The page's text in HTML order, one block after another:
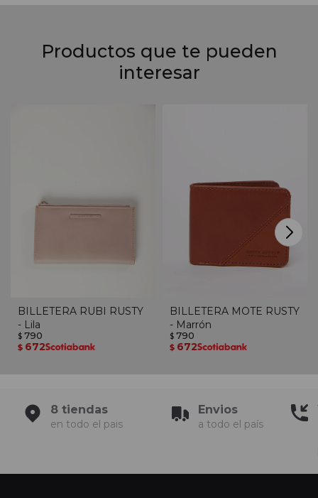
Productos que te pueden
interesar
BILLETERA RUBI RUSTY
- Lila
$ 790
$ 672
BILLETERA MOTE RUSTY
- Marrón
$ 790
$ 672
8 tiendas
en todo el pais
Envios
a todo el país